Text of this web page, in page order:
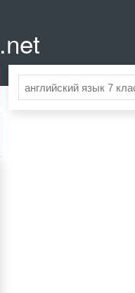
.net